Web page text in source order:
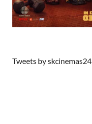
Tweets by skcinemas24